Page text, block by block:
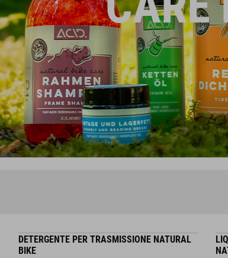
DETERGENTE PER TRASMISSIONE NATURAL
BIKE